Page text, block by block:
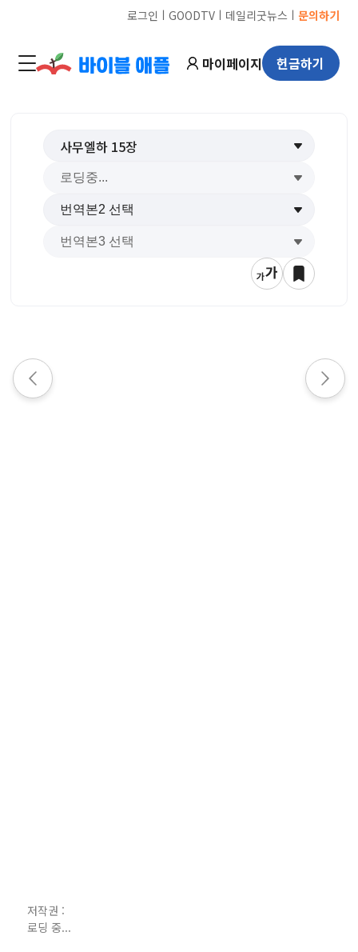
로그인 ㅣ GOODTVㅣ 데일리굿뉴스 ㅣ 문의하기
마이페이지 헌금하기
사무엘하 15장
저작권 :
로딩 중...